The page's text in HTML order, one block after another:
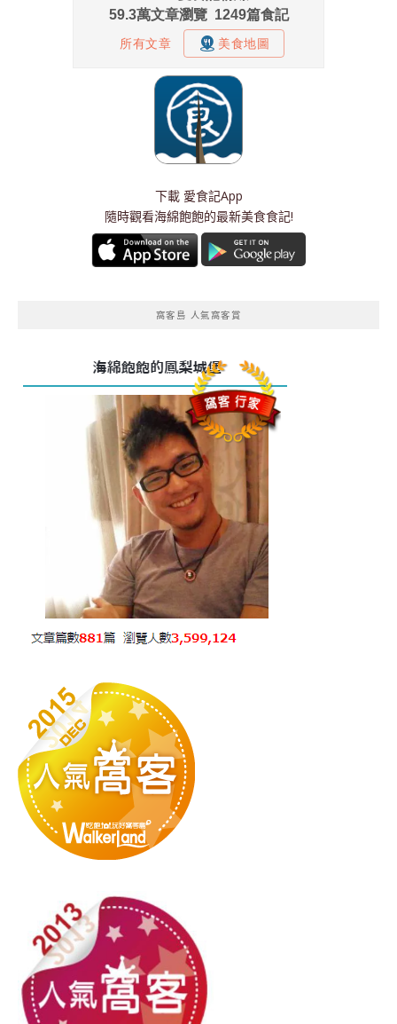
下載 愛食記App
隨時觀看海綿飽飽的最新美食食記!
窩客島 人氣窩客賞